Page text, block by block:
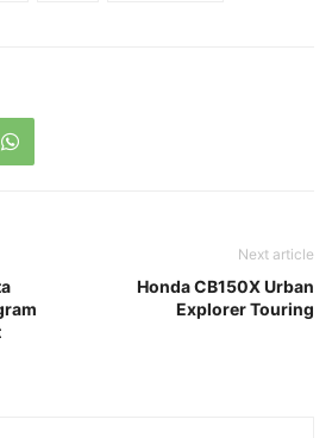
Next article
Honda CB150X Urban
Explorer Touring